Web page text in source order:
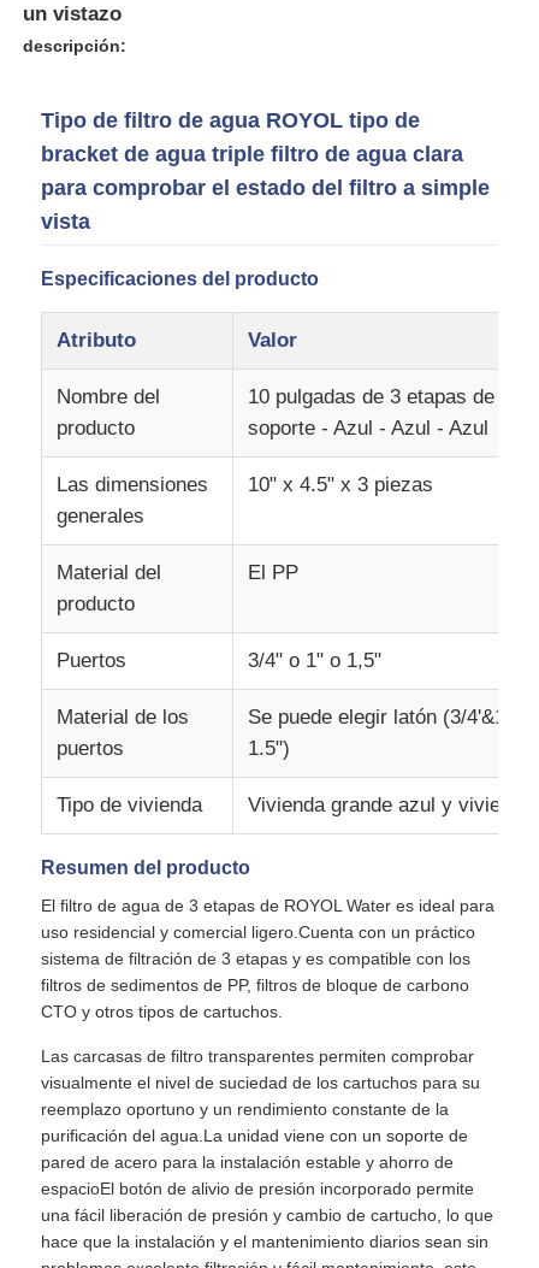
noticias
Ablandador de agua
cartucho de filtro de agua
Membrana de RO para uso residencial
esterilizador ultravioleta del agua
Membrana industrial del RO
Vivienda de la membrana del RO
Envases de salmuera para ablandadores de agua
Resina de intercambio iónico
Válvula de control del filtro
Válvula Solenoide
manómetro
Medidor de flujo
un vistazo
descripción:
Tipo de filtro de agua ROYOL tipo de
bracket de agua triple filtro de agua clara
para comprobar el estado del filtro a simple
vista
Especificaciones del producto
Atributo Valor
Nombre del
producto
10 pulgadas de 3 etapas de
soporte - Azul - Azul - Azul
Las dimensiones
generales
10" x 4.5" x 3 piezas
Material del
producto
El PP
Puertos 3/4" o 1" o 1,5"
Material de los
puertos
Se puede elegir latón (3/4'&1")
1.5")
Tipo de vivienda Vivienda grande azul y
Resumen del producto
El filtro de agua de 3 etapas de ROYOL Water es ideal para
uso residencial y comercial ligero.Cuenta con un práctico
sistema de filtración de 3 etapas y es compatible con los
filtros de sedimentos de PP, filtros de bloque de carbono
CTO y otros tipos de cartuchos.
Las carcasas de filtro transparentes permiten comprobar
visualmente el nivel de suciedad de los cartuchos para su
reemplazo oportuno y un rendimiento constante de la
purificación del agua.La unidad viene con un soporte de
pared de acero para la instalación estable y ahorro de
espacioEl botón de alivio de presión incorporado permite
una fácil liberación de presión y cambio de cartucho, lo que
hace que la instalación y el mantenimiento diarios sean sin